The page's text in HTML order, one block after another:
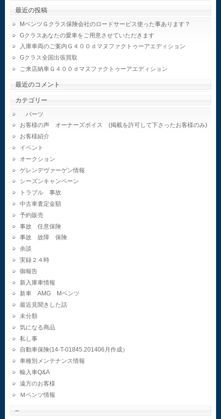
最近の投稿
MベンツＧクラス保険会社のロードサービス使った事あります？
Gクラスあなたの愛車をご用意させていただきます
入庫車両のご案内Ｇ４００ｄマヌファクトゥーアエディション
Gクラス全国出張買取
ご来店納車Ｇ４００ｄマヌファクトゥーアエディション
最近のコメント
カテゴリー
パーツ
お客様の声 オーナーズボイス (掲載を許可して下さったお客様のみ)
お客様紹介
イベント
オークション
ゲレンデヴァーゲン情報
シーズンキャンペーン
トラブル 事故
中古車査定金額
予約販売
事故 任意保険
事故 故障 保険
余談
実録２４時
御報告
新入庫車情報
新車 AMG Mベンツ
最近見聞きした話
未分類
気になる商品
私し事
自動車保険(14-T-01845.201406月作成）
車種別メンテナンス情報
輸入車Q&A
遠方のお客様
Ｍベンツ情報
–